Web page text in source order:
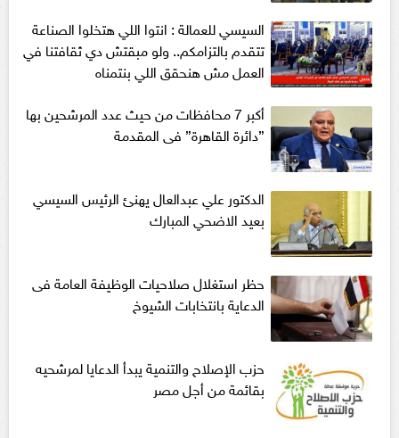
السيسي للعمالة : انتوا اللي هتخلوا الصناعة
تتقدم بالتزامكم.. ولو مبقتش دي ثقافتنا في
العمل مش هنحقق اللي بنتمناه
أكبر 7 محافظات من حيث عدد المرشحين بها
”دائرة القاهرة” فى المقدمة
الدكتور علي عبدالعال يهنئ الرئيس السيسي
بعيد الاضحي المبارك
حظر استغلال صلاحيات الوظيفة العامة فى
الدعاية بانتخابات الشيوخ
حزب الإصلاح والتنمية يبدأ الدعايا لمرشحيه
بقائمة من أجل مصر